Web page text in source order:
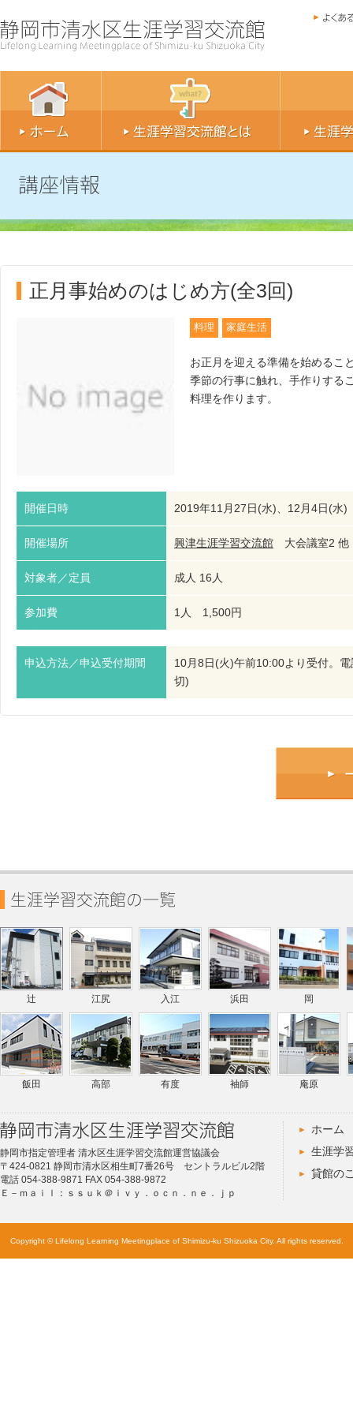
正月事始めのはじめ方(全3回)
料理 家庭生活
お正月を迎える準備を始めるこ
季節の行事に触れ、手作りする
料理を作ります。
開催日時 2019年11月27日(水)、12月4日(
開催場所 興津生涯学習交流館 大会議室2
対象者／定員 成人 16人
参加費 1人 1,500円
申込方法／申込受付期間
10月8日(火)午前10:00より受付。
切)
辻 江尻 入江 浜田 岡
飯田 高部 有度 袖師 庵原
静岡市指定管理者 清水区生涯学習交流館運営協議会
〒424-0821 静岡市清水区相生町7番26号 セントラルビル2階
電話 054-388-9871 FAX 054-388-9872
Ｅ－ｍａｉｌ：ｓｓｕｋ＠ｉｖｙ．ｏｃｎ．ｎｅ．ｊｐ
ホーム
生涯学
貸館の
Copyright © Lifelong Learning Meetingplace of Shimizu-ku Shizuoka City. All rights reserved.